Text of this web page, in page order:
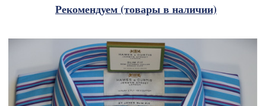
Рекомендуем (товары в наличии)